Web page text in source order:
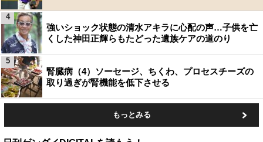
強いショック状態の清水アキラに心配の声…子供を亡
くした神田正輝らもたどった遺族ケアの道のり
4
腎臓病（4）ソーセージ、ちくわ、プロセスチーズの
取り過ぎが腎機能を低下させる
5
もっとみる